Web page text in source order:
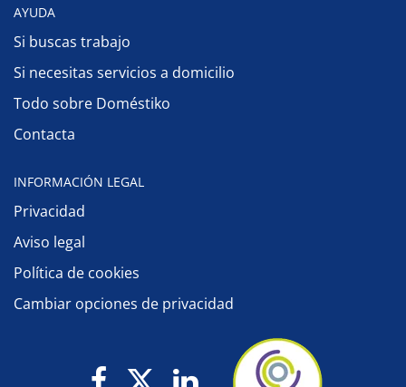
AYUDA
Si buscas trabajo
Si necesitas servicios a domicilio
Todo sobre Doméstiko
Contacta
INFORMACIÓN LEGAL
Privacidad
Aviso legal
Política de cookies
Cambiar opciones de privacidad